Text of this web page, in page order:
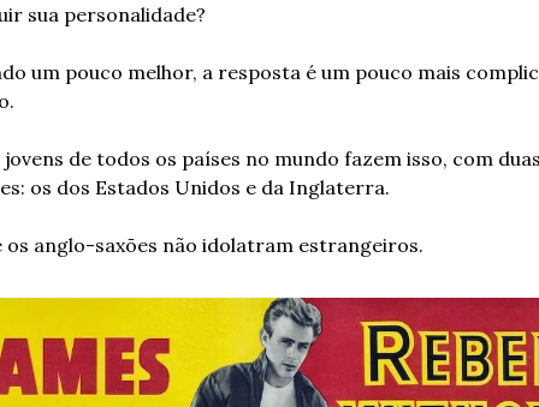
sua personalidade?
um pouco melhor, a resposta é um pouco mais
jovens de todos os países no mundo fazem isso, com
os dos Estados Unidos e da Inglaterra.
os anglo-saxões não idolatram estrangeiros.